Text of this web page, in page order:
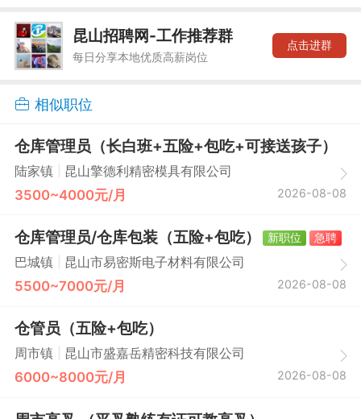
昆山招聘网-工作推荐群
每日分享本地优质高薪岗位
点击进群
相似职位
仓库管理员（长白班+五险+包吃+可接送孩子）
陆家镇 昆山擎德利精密模具有限公司
3500~4000元/月 2026-08-08
仓库管理员/仓库包装（五险+包吃） 新职位
急聘
巴城镇
昆山市易密斯电子材料有限公司
5500~7000元/月 2026-08-08
仓管员（五险+包吃）
周市镇 昆山市盛嘉岳精密科技有限公司
6000~8000元/月 2026-08-08